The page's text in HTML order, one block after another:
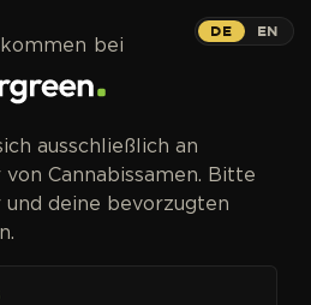
Fruit
Tangie – fruchtig,
24 % THC.
DE EN
bei
ausschließlich an
Cannabissamen. Bitte
deine bevorzugten